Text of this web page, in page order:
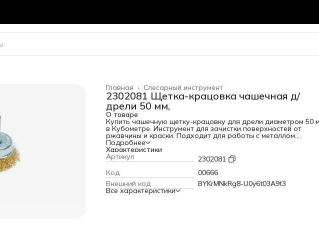
Слесарный инструмент
Главная ›
2302081 Щетка-крацовка чашечная д/
дрели 50 мм,
О товаре
Купить чашечную щетку-крацовку для дрели диаметром 50
в Кубометре. Инструмент для зачистки поверхностей от
ржавчины и краски. Подходит для работы с металлом.
Надежный помощник в ремонте.
Подробнее
Характеристики
Артикул
2302081
Код
00666
Внешний код
BYKrMNkRg8-U0y6t03A9t3
Все характеристики